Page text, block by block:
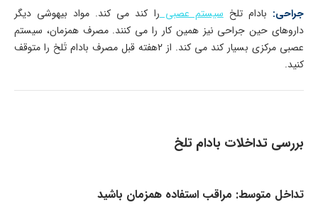
جراحی: بادام تلخسیستم عصبیرا کند می کند. مواد بیهوشی دیگر
داروهای حین جراحی نیز همین کار را می کنند. مصرف همزمان، سیستم
عصبی مرکزی بسیار کند می کند. از 2هفته قبل مصرف بادام تَلخ را متوقف
کنید.
بررسی تداخلات بادام تلخ
تداخل متوسط: مراقب استفاده همزمان باشید